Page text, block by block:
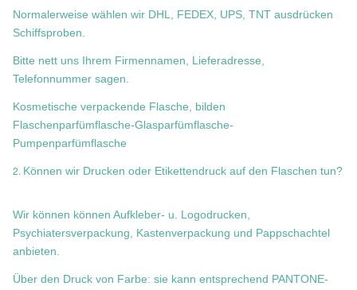
Normalerweise wählen wir DHL, FEDEX, UPS, TNT ausdrücken
Schiffsproben.
Bitte nett uns Ihrem Firmennamen, Lieferadresse,
Telefonnummer sagen.
Kosmetische verpackende Flasche, bilden
Flaschenparfümflasche-Glasparfümflasche-
Pumpenparfümflasche
2. Können wir Drucken oder Etikettendruck auf den Flaschen tun?
Wir können können Aufkleber- u. Logodrucken,
Psychiatersverpackung, Kastenverpackung und Pappschachtel
anbieten.
Über den Druck von Farbe: sie kann entsprechend PANTONE-